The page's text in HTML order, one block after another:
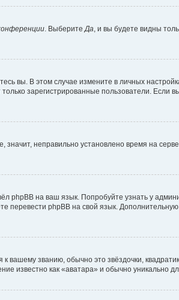
. Выберите Да , и вы будете видны
вы. В этом случае измените в личных
зарегистрированные пользователи. Если
неправильно установлено время на
phpBB на ваш язык. Попробуйте узнать у
перевести phpBB на свой язык.
вашему званию, обычно это звёздочки,
известно как «аватара» и обычно уникально